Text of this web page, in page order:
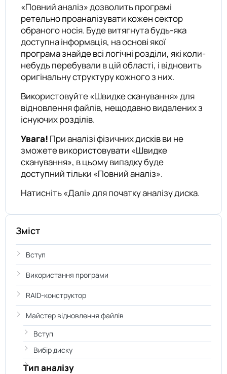
«Повний аналіз» дозволить програмі
ретельно проаналізувати кожен сектор
обраного носія. Буде витягнута будь-яка
доступна інформація, на основі якої
програма знайде всі логічні розділи, які коли-
небудь перебували в цій області, і відновить
оригінальну структуру кожного з них.
Використовуйте «Швидке сканування» для
відновлення файлів, нещодавно видалених з
існуючих розділів.
Увага! При аналізі фізичних дисків ви не
зможете використовувати «Швидке
сканування», в цьому випадку буде
доступний тільки «Повний аналіз».
Натисніть «Далі» для початку аналізу диска.
Зміст
Вступ
Використання програми
RAID-конструктор
Майстер відновлення файлів
Вступ
Вибір диску
Тип аналізу